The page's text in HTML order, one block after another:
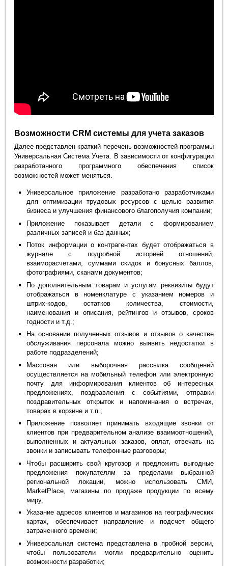
Возможности CRM системы для учета заказов
Далее представлен краткий перечень возможностей программы
Универсальная Система Учета. В зависимости от конфигурации
разработанного программного обеспечения список
возможностей может меняться.
Универсальное приложение разработано разработчиками
для оптимизации трудовых ресурсов с целью развития
бизнеса и улучшения финансового благополучия компании;
Приложение показывает детали с формированием
различных записей и баз данных;
Поток информации о контрагентах будет отображаться в
журнале с подробной историей отношений,
взаиморасчетами, суммами скидок и бонусных баллов,
фотографиями, сканами документов;
По дополнительным товарам и услугам реквизиты будут
отображаться в номенклатуре с указанием номеров и
штрих-кодов, остатков количества, стоимости,
наименования и описания, рейтингов и отзывов, сроков
годности и т.д.;
На основании полученных отзывов и отзывов о качестве
обслуживания персонала можно выявить недостатки в
работе подразделений;
Массовая или выборочная рассылка сообщений
осуществляется на мобильный телефон или электронную
почту для информирования клиентов об интересных
предложениях, поздравления с событиями, отправки
поздравительных открыток и напоминания о встречах,
товарах в корзине и т.п.;
Приложение позволяет принимать входящие звонки от
клиентов при предварительном анализе взаимоотношений,
выполненных и актуальных заказов, оплат, отвечать на
звонки и записывать телефонные разговоры;
Чтобы расширить свой кругозор и предложить выгодные
предложения покупателям за пределами выбранной
региональной локации, можно использовать СМИ,
MarketPlace, магазины по продаже продукции по всему
миру;
Указание адресов клиентов и магазинов на географических
картах, обеспечивает направление и подсчет общего
затраченного времени;
Универсальная система представлена в пробной версии,
чтобы пользователи могли предварительно оценить
возможности разработки;